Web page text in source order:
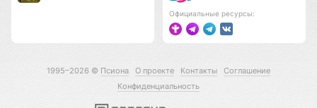
Официальные ресурсы:
1995–2026 © Псиона О проекте Контакты
Соглашение
Конфиденциальность